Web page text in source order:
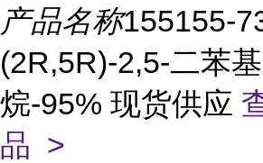
产品名称155155-
(2R,5R)-2,5-二苯
烷-95% 现货供应
品 >